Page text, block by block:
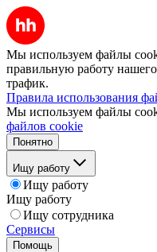
Мы используем файлы
правильную работу нашего
трафик.
Правила использования
Мы используем файлы
файлов cookie
Понятно
Ищу работу
Ищу работу
Ищу работу
Ищу сотрудника
Сервисы
Помощь